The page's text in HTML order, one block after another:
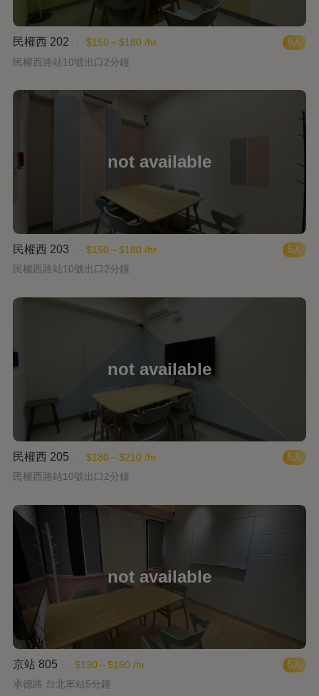
5人
民權西 202
$150～$180 /hr
民權西路站10號出口2分鐘
5人
民權西 203
$150～$180 /hr
民權西路站10號出口2分鐘
5人
民權西 205
$180～$210 /hr
民權西路站10號出口2分鐘
5人
京站 805
$130～$160 /hr
承德路 台北車站5分鐘